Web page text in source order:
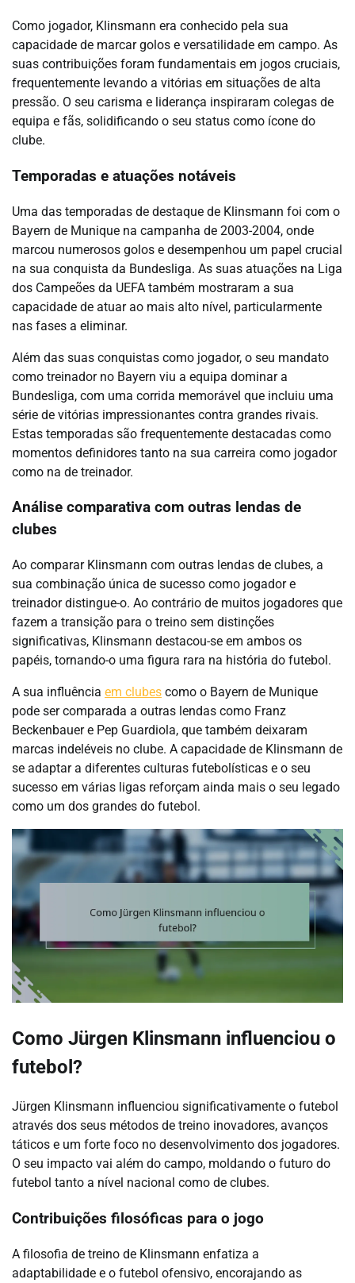
Como jogador, Klinsmann era conhecido pela sua
capacidade de marcar golos e versatilidade em campo. As
suas contribuições foram fundamentais em jogos cruciais,
frequentemente levando a vitórias em situações de alta
pressão. O seu carisma e liderança inspiraram colegas de
equipa e fãs, solidificando o seu status como ícone do
clube.
Temporadas e atuações notáveis
Uma das temporadas de destaque de Klinsmann foi com o
Bayern de Munique na campanha de 2003-2004, onde
marcou numerosos golos e desempenhou um papel crucial
na sua conquista da Bundesliga. As suas atuações na Liga
dos Campeões da UEFA também mostraram a sua
capacidade de atuar ao mais alto nível, particularmente
nas fases a eliminar.
Além das suas conquistas como jogador, o seu mandato
como treinador no Bayern viu a equipa dominar a
Bundesliga, com uma corrida memorável que incluiu uma
série de vitórias impressionantes contra grandes rivais.
Estas temporadas são frequentemente destacadas como
momentos definidores tanto na sua carreira como jogador
como na de treinador.
Análise comparativa com outras lendas de
clubes
Ao comparar Klinsmann com outras lendas de clubes, a
sua combinação única de sucesso como jogador e
treinador distingue-o. Ao contrário de muitos jogadores que
fazem a transição para o treino sem distinções
significativas, Klinsmann destacou-se em ambos os
papéis, tornando-o uma figura rara na história do futebol.
A sua influência em clubes como o Bayern de Munique
pode ser comparada a outras lendas como Franz
Beckenbauer e Pep Guardiola, que também deixaram
marcas indeléveis no clube. A capacidade de Klinsmann de
se adaptar a diferentes culturas futebolísticas e o seu
sucesso em várias ligas reforçam ainda mais o seu legado
como um dos grandes do futebol.
Como Jürgen Klinsmann influenciou o
futebol?
Jürgen Klinsmann influenciou significativamente o futebol
através dos seus métodos de treino inovadores, avanços
táticos e um forte foco no desenvolvimento dos jogadores.
O seu impacto vai além do campo, moldando o futuro do
futebol tanto a nível nacional como de clubes.
Contribuições filosóficas para o jogo
A filosofia de treino de Klinsmann enfatiza a
adaptabilidade e o futebol ofensivo, encorajando as